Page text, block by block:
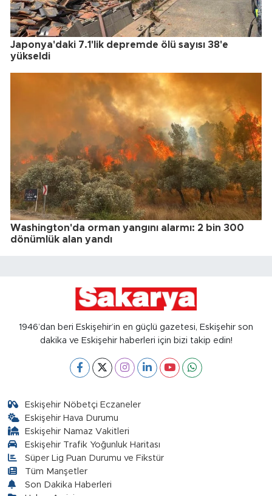
Japonya'daki 7.1'lik depremde ölü sayısı 38'e
yükseldi
Washington'da orman yangını alarmı: 2 bin 300
dönümlük alan yandı
1946’dan beri Eskişehir’in en güçlü gazetesi, Eskişehir son
dakika ve Eskişehir haberleri için bizi takip edin!
Eskişehir Nöbetçi Eczaneler
Eskişehir Hava Durumu
Eskişehir Namaz Vakitleri
Eskişehir Trafik Yoğunluk Haritası
Süper Lig Puan Durumu ve Fikstür
Tüm Manşetler
Son Dakika Haberleri